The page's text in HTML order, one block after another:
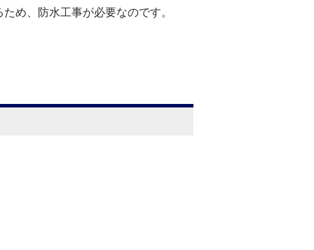
め、防水工事が必要なのです。